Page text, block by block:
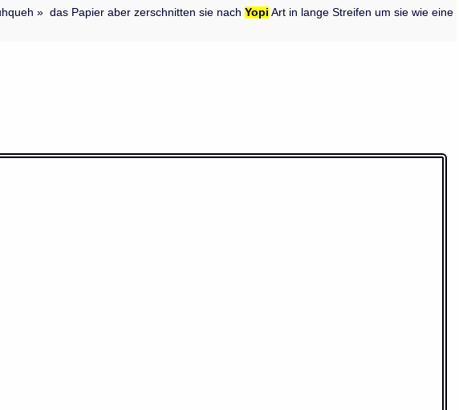
» das Papier aber zerschnitten sie nachYopi Art in lange Streifen um sie wie eine